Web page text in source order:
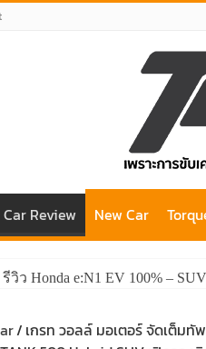
Car Review New Car
รีวิว Honda e:N1 EV 100% –
/ เกรท วอลล์ มอเตอร์ จัดเต็มทั